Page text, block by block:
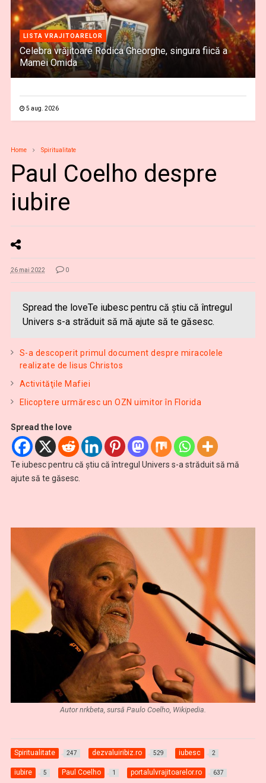
LISTA VRAJITOARELOR
Celebra vrăjitoare Rodica Gheorghe, singura fiică a
Mamei Omida
5 aug. 2026
Home Spiritualitate
Paul Coelho despre
iubire
26 mai 2022 0
Spread the loveTe iubesc pentru că ştiu că întregul
Univers s-a străduit să mă ajute să te găsesc.
S-a descoperit primul document despre miracolele
realizate de Iisus Christos
Activităţile Mafiei
Elicoptere urmăresc un OZN uimitor în Florida
Spread the love
Te iubesc pentru că ştiu că întregul Univers s-a străduit să mă
ajute să te găsesc.
Autor nrkbeta, sursă Paulo Coelho, Wikipedia.
Spiritualitate 247 dezvaluiribiz.ro 529 iubesc 2
iubire 5 Paul Coelho 1 portalulvrajitoarelor.ro 637